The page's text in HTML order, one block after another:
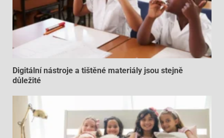
Digitální nástroje a tištěné materiály jsou stejně
důležité